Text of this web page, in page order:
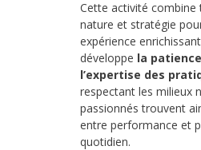
Cette activité combine
nature et stratégie
expérience
développe la
l’expertise des
respectant les milieux
passionnés trouvent
entre performance et
quotidien.